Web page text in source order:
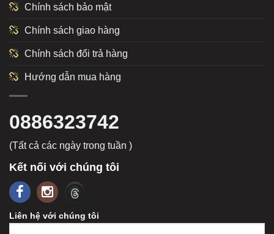
Chính sách bảo mật
Chính sách giao hàng
Chính sách đổi trả hàng
Hướng dẫn mua hàng
0886323742
(Tất cả các ngày trong tuần )
Kết nối với chúng tôi
Liên hệ với chúng tôi